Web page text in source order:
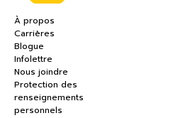
À propos
Carrières
Blogue
Infolettre
Nous joindre
Protection des
renseignements
personnels